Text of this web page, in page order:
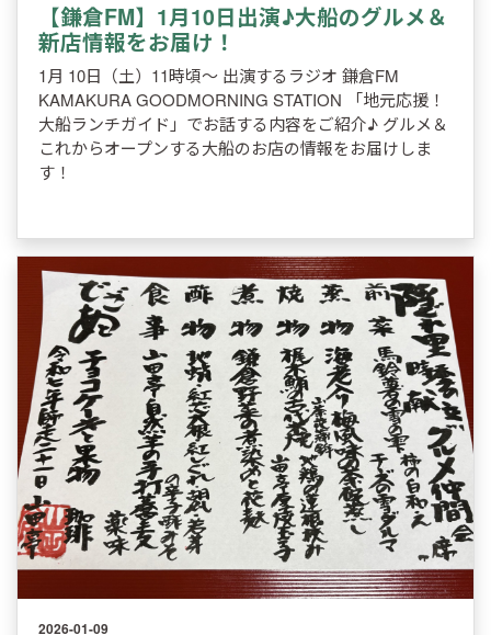
【鎌倉FM】1月10日出演♪大船のグルメ＆
新店情報をお届け！
1月 10日（土）11時頃～ 出演するラジオ 鎌倉FM
KAMAKURA GOODMORNING STATION 「地元応援！
大船ランチガイド」でお話する内容をご紹介♪ グルメ＆
これからオープンする大船のお店の情報をお届けしま
す！
2026-01-09